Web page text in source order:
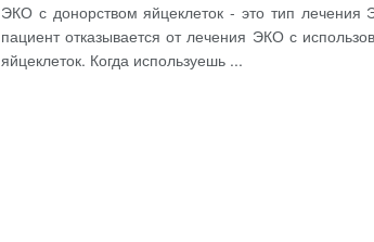
ЭКО с донорством яйцеклеток - это тип лечения
пациент отказывается от лечения ЭКО с
яйцеклеток. Когда используешь ...